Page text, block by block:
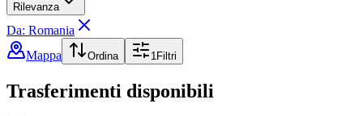
Rilevanza
Da: Romania
Mappa
Ordina 1Filtri
Trasferimenti disponibili